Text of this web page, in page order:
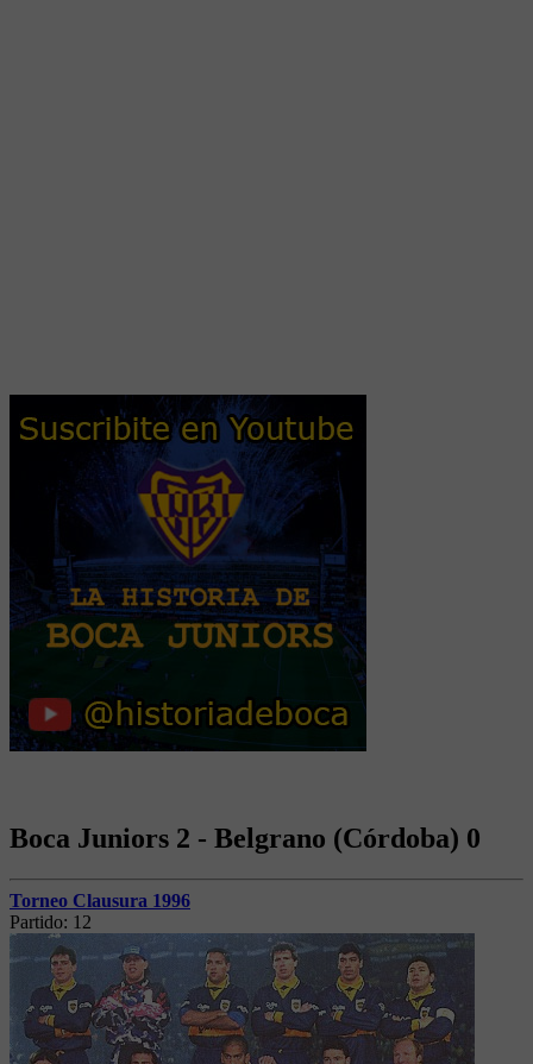
Boca Juniors 2 - Belgrano (Córdoba) 0
Torneo Clausura 1996
Partido: 12